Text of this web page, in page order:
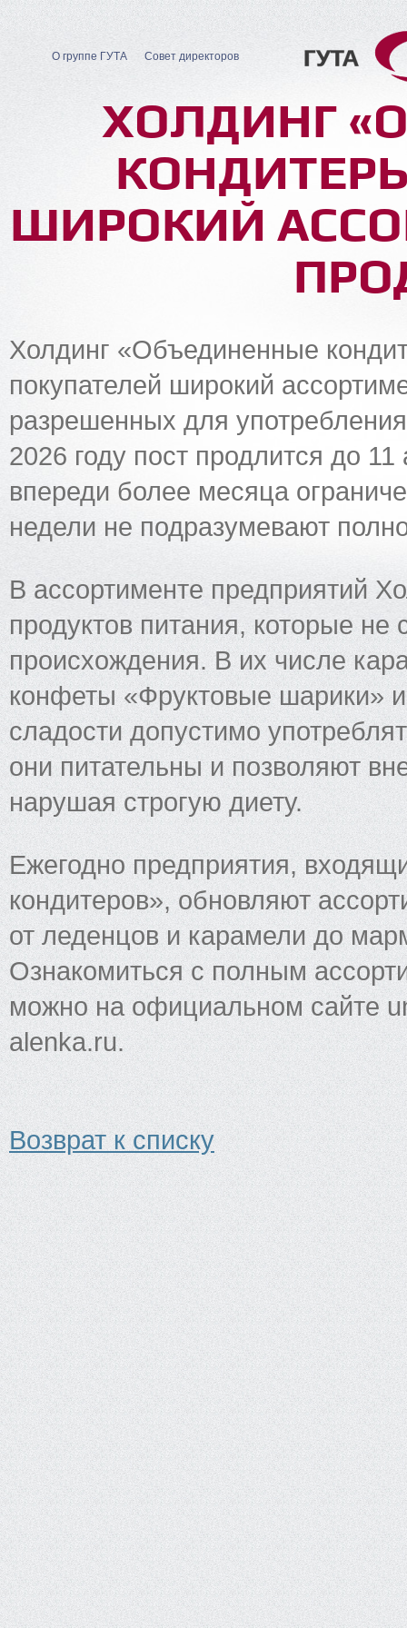
О группе ГУТА Совет директоров
ХОЛДИНГ
ШИРОКИЙ
Холдинг «Объединенные
покупателей широкий
разрешенных для
2026 году пост продлится до
впереди более месяца
недели не подразумевают
В ассортименте предприятий
продуктов питания, которые не
происхождения. В их числе
конфеты «Фруктовые шарики»
сладости допустимо
они питательны и позволяют
нарушая строгую диету.
Ежегодно предприятия,
кондитеров», обновляют
от леденцов и карамели до
Ознакомиться с полным
можно на официальном сайте
alenka.ru.
Возврат к списку